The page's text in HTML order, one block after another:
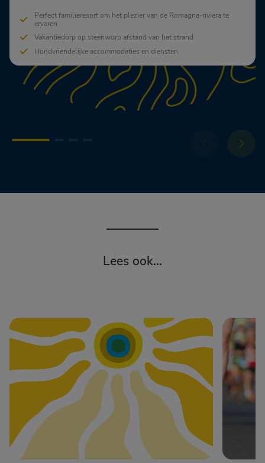
Perfect familieresort om het plezier van de Romagna-riviera te
ervaren
Vakantiedorp op steenworp afstand van het strand
Hondvriendelijke accommodaties en diensten
Lees ook...